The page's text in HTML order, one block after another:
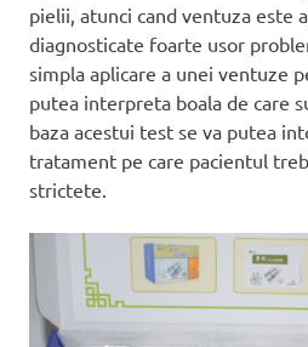
pielii, atunci cand ventuza este
diagnosticate foarte usor
simpla aplicare a unei ventuze
putea interpreta boala de care
baza acestui test se va putea
tratament pe care pacientul
strictete.